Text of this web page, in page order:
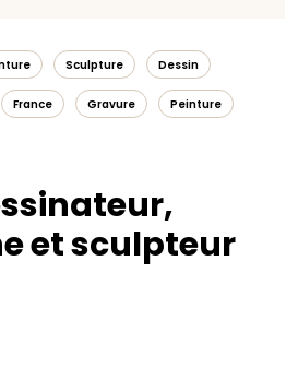
Sculpture Dessin
France Gravure Peinture
et sculpteur